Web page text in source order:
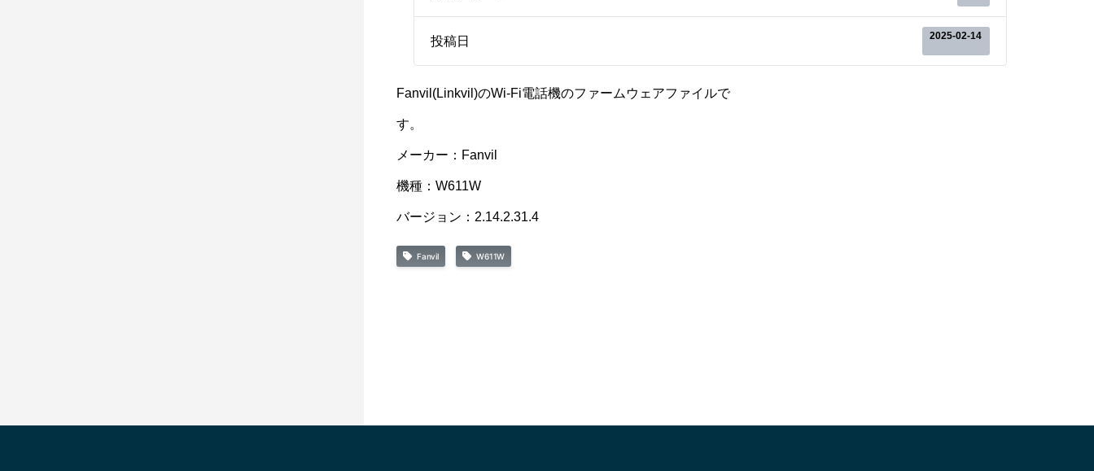
投稿日 2025-02-14
Fanvil(Linkvil)のWi-Fi電話機のファームウェアファイルで
す。
メーカー：Fanvil
機種：W611W
バージョン：2.14.2.31.4
Fanvil W611W